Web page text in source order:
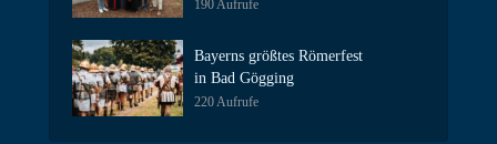
190 Aufrufe
Bayerns größtes Römerfest
in Bad Gögging
220 Aufrufe